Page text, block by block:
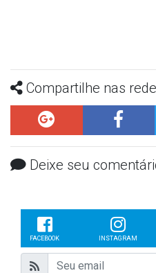
Compartilhe nas
Deixe seu
FACEBOOK INSTAGRAM